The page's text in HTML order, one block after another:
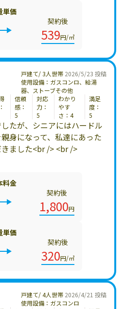
単価
契約後
539円/㎥
2026/5/23 投稿
戸建て/ 3人世帯
使用設備：ガスコンロ、給湯
器、ストーブその他
信頼
感：
5
対応
力：
5
わかり
やす
さ：4
満足
度：
5
たが、シニアにはハードル
身になって、私達にあった
ました<br /> <br />
料金
契約後
1,800円
単価
契約後
320円/㎥
2026/4/21 投稿
戸建て/ 4人世帯
使用設備：ガスコンロ